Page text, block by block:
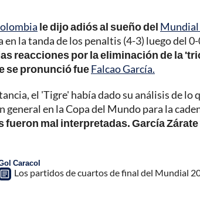
le dijo adiós al sueño del
en la tanda de los penaltis (4-3) luego del
reacciones por la eliminación de la
se pronunció fueFalcao García.
el 'Tigre' había dado su análisis de
general en la Copa del Mundo para la
fueron mal interpretadas. García
Caracol
Los partidos de cuartos de final del Mundial